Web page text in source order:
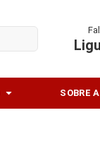
Abrir Blog SOBRE